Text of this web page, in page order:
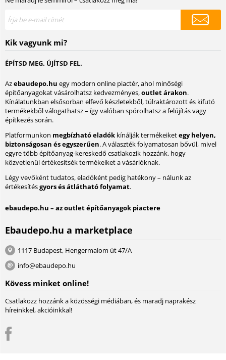
Kik vagyunk mi?
ÉPÍTSD MEG. ÚJÍTSD FEL.
Azebaudepo.hu egy modern online piactér, ahol minőségi
építőanyagokat vásárolhatsz kedvezményes,outlet árakon.
Kínálatunkban elsősorban elfevő készletekből, túlraktározott és kifutó
termékekből válogathatsz – így valóban spórolhatsz a felújítás vagy
építkezés során.
Platformunkon megbízható eladók kínálják termékeiketegy helyen,
biztonságosan és egyszerűen. A választék folyamatosan bővül, mivel
egyre több építőanyag-kereskedő csatlakozik hozzánk, hogy
közvetlenül értékesítsék termékeiket a vásárlóknak.
Légy vevőként tudatos, eladóként pedig hatékony – nálunk az
értékesítésgyors és átlátható folyamat.
ebaudepo.hu – az outlet építőanyagok piactere
Ebaudepo.hu a marketplace
1117 Budapest, Hengermalom út 47/A
info@ebaudepo.hu
Kövess minket online!
Csatlakozz hozzánk a közösségi médiában, és maradj naprakész
híreinkkel, akcióinkkal!